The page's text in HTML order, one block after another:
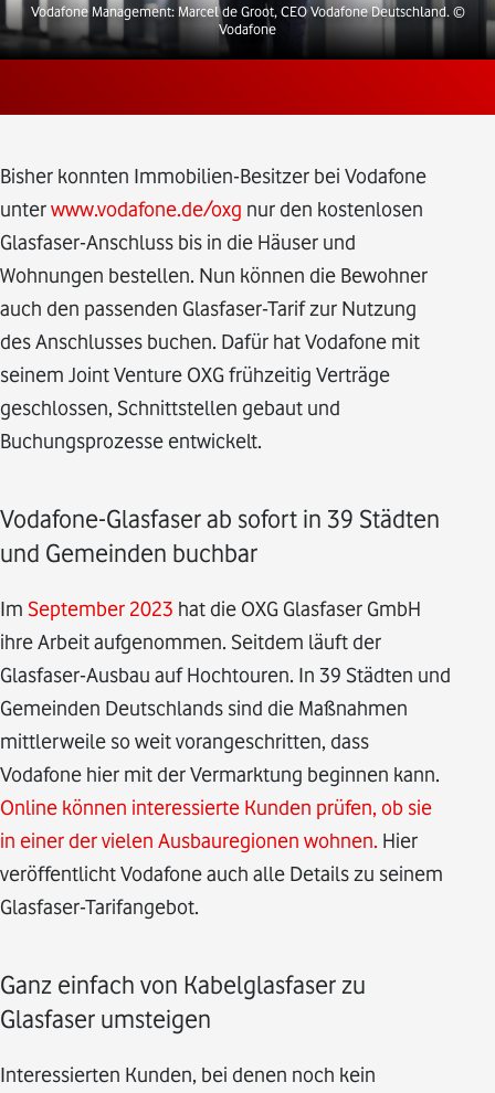
Vodafone Management: Marcel de Groot, CEO Vodafone Deutschland. ©
Vodafone
Bisher konnten Immobilien-Besitzer bei Vodafone
unterwww.vodafone.de/oxg nur den kostenlosen
Glasfaser-Anschluss bis in die Häuser und
Wohnungen bestellen. Nun können die Bewohner
auch den passenden Glasfaser-Tarif zur Nutzung
des Anschlusses buchen. Dafür hat Vodafone mit
seinem Joint Venture OXG frühzeitig Verträge
geschlossen, Schnittstellen gebaut und
Buchungsprozesse entwickelt.
Vodafone-Glasfaser ab sofort in 39 Städten
und Gemeinden buchbar
Im September 2023 hat die OXG Glasfaser GmbH
ihre Arbeit aufgenommen. Seitdem läuft der
Glasfaser-Ausbau auf Hochtouren. In 39 Städten und
Gemeinden Deutschlands sind die Maßnahmen
mittlerweile so weit vorangeschritten, dass
Vodafone hier mit der Vermarktung beginnen kann.
Online können interessierte Kunden prüfen, ob sie
in einer der vielen Ausbauregionen wohnen. Hier
veröffentlicht Vodafone auch alle Details zu seinem
Glasfaser-Tarifangebot.
Ganz einfach von Kabelglasfaser zu
Glasfaser umsteigen
Interessierten Kunden, bei denen noch kein